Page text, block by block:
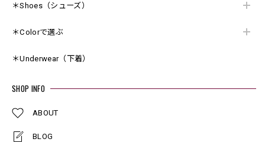
＊Shoes（シューズ）
＊Colorで選ぶ
＊Underwear（下着）
SHOP INFO
ABOUT
BLOG